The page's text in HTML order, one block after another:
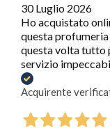
30 Luglio 2026
Ho acquistato
questa
questa volta tutto
servizio
Acquirente